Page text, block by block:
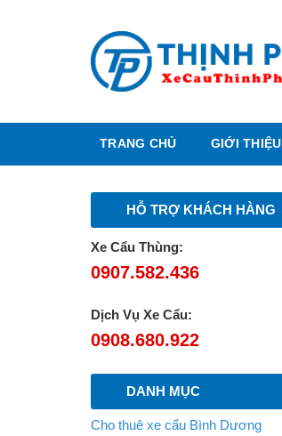
TRANG CHỦ GIỚI THIỆU
HỖ TRỢ KHÁCH HÀNG
Xe Cẩu Thùng:
0907.582.436
Dịch Vụ Xe Cẩu:
0908.680.922
DANH MỤC
Cho thuê xe cẩu Bình Dương